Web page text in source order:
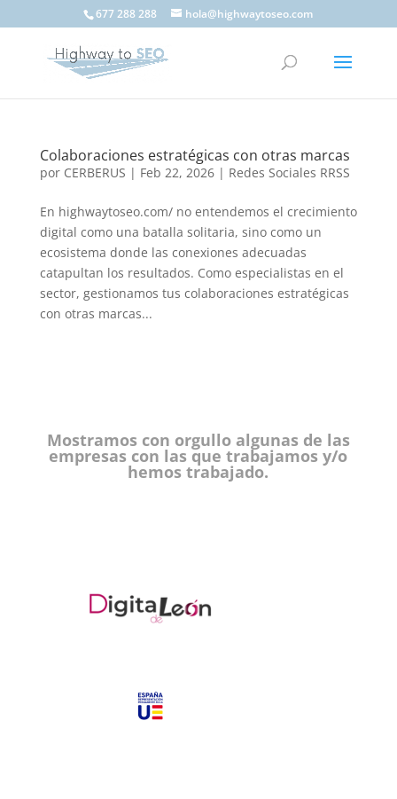
677 288 288 hola@highwaytoseo.com
Colaboraciones estratégicas con otras marcas
por CERBERUS | Feb 22, 2026| Redes Sociales RRSS
En highwaytoseo.com/ no entendemos el crecimiento
digital como una batalla solitaria, sino como un
ecosistema donde las conexiones adecuadas
catapultan los resultados. Como especialistas en el
sector, gestionamos tus colaboraciones estratégicas
con otras marcas...
Mostramos con orgullo algunas de las
empresas con las que trabajamos y/o
hemos trabajado.